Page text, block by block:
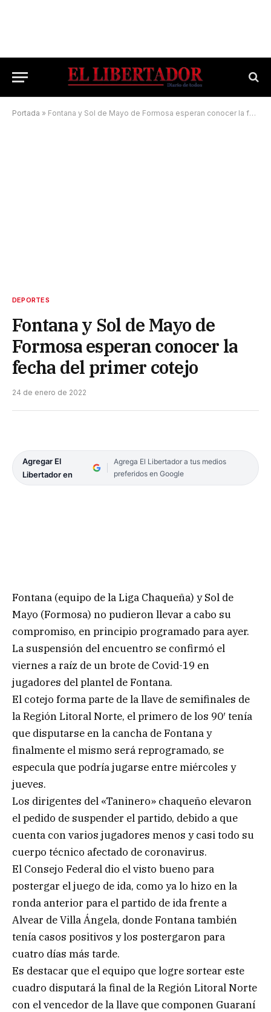
Portada » Fontana y Sol de Mayo de Formosa esperan conocer la fecha del primer cotejo
DEPORTES
Fontana y Sol de Mayo de
Formosa esperan conocer la
fecha del primer cotejo
24 de enero de 2022
Agregar El
Libertador en
Agrega El Libertador a tus medios
preferidos en Google
Fontana (equipo de la Liga Chaqueña) y Sol de
Mayo (Formosa) no pudieron llevar a cabo su
compromiso, en principio programado para ayer.
La suspensión del encuentro se confirmó el
viernes a raíz de un brote de Covid-19 en
jugadores del plantel de Fontana.
El cotejo forma parte de la llave de semifinales de
la Región Litoral Norte, el primero de los 90′ tenía
que disputarse en la cancha de Fontana y
finalmente el mismo será reprogramado, se
especula que podría jugarse entre miércoles y
jueves.
Los dirigentes del «Taninero» chaqueño elevaron
el pedido de suspender el partido, debido a que
cuenta con varios jugadores menos y casi todo su
cuerpo técnico afectado de coronavirus.
El Consejo Federal dio el visto bueno para
postergar el juego de ida, como ya lo hizo en la
ronda anterior para el partido de ida frente a
Alvear de Villa Ángela, donde Fontana también
tenía casos positivos y los postergaron para
cuatro días más tarde.
Es destacar que el equipo que logre sortear este
cuadro disputará la final de la Región Litoral Norte
con el vencedor de la llave que componen Guaraní